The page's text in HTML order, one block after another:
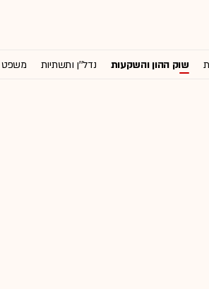
שוק ההון והשקעות נדל''ן ותשתיות משפט